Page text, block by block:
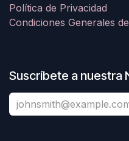
Política de Privacidad
Condiciones Generales
Suscríbete a nuestra